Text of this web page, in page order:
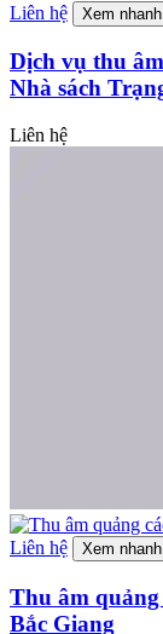
Liên hệ Xem nhanh
Dịch vụ thu
Nhà sách
Liên hệ
Liên hệ Xem nhanh
Thu âm quảng
Bắc Giang